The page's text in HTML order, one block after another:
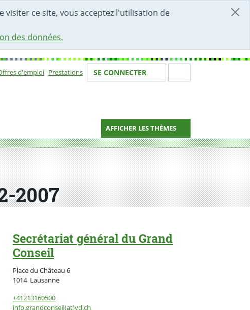
visiter ce site, vous acceptez l'utilisation de
des données.
d'emploi Prestations Votre identité
SE CONNECTER
AFFICHER LES THÈMES
2007
Secrétariat général du Grand
Conseil
Place du Château 6
1014 LausanneSuisse
+41213160500
info.grandconseil(at)vd.ch